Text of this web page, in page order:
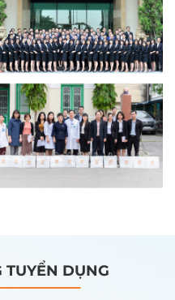
DỤNG